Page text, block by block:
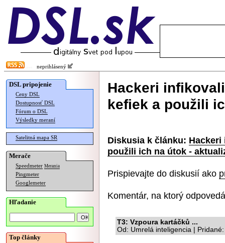
neprihlásený
DSL pripojenie
Ceny DSL
Dostupnosť DSL
Fórum o DSL
Výsledky meraní
Satelitná mapa SR
Merače
Speedmeter Merania
Pingmeter
Googlemeter
Hľadanie
Top články
Hackeri
kefiek a použili
Diskusia k článku:
použili ich na útok -
Prispievajte do diskusií ako
Komentár, na ktorý
T3: Vzpoura kartáčků ...
Od: Umrelá inteligencia |